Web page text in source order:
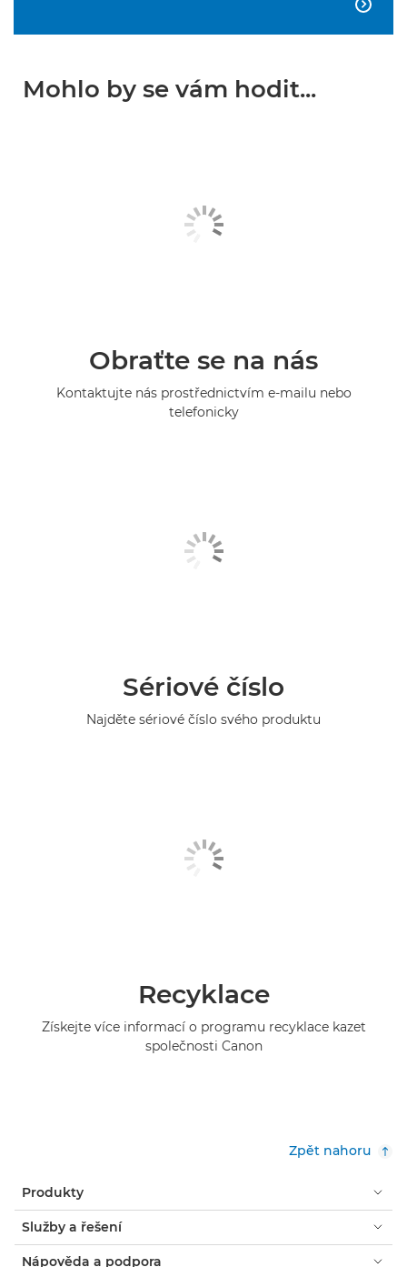

Mohlo by se vám hodit...
Obraťte se na nás
Kontaktujte nás prostřednictvím e-mailu nebo
telefonicky
Sériové číslo
Najděte sériové číslo svého produktu
Recyklace
Získejte více informací o programu recyklace kazet
společnosti Canon
Zpět nahoru
Produkty
Služby a řešení
Nápověda a podpora